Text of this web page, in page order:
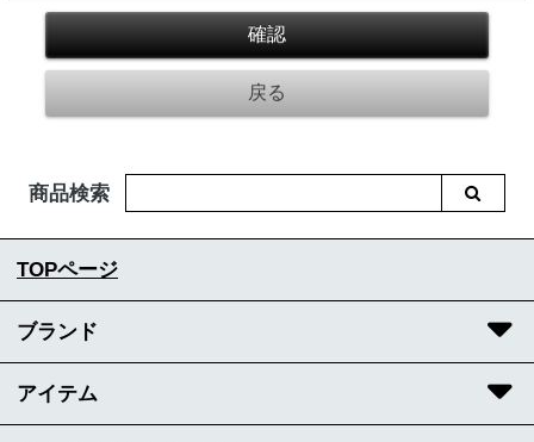
商品検索
TOPページ
ブランド
アイテム